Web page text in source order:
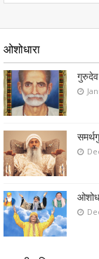
ओशोधारा
गुरुदेव